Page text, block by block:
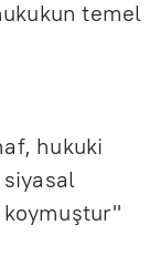
temel
hukuki
siyasal